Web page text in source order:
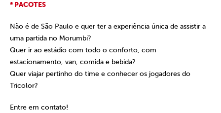
* PACOTES
Não é de São Paulo e quer ter a experiência única de assistir a
uma partida no Morumbi?
Quer ir ao estádio com todo o conforto, com
estacionamento, van, comida e bebida?
Quer viajar pertinho do time e conhecer os jogadores do
Tricolor?
Entre em contato!